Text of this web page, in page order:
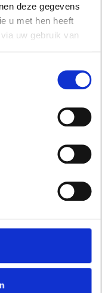
deze gegevens
u met hen heeft
uw gebruik van
TE
van Residence.
voornemen.